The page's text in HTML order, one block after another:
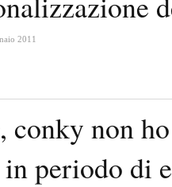
2011
conky non
in periodo di